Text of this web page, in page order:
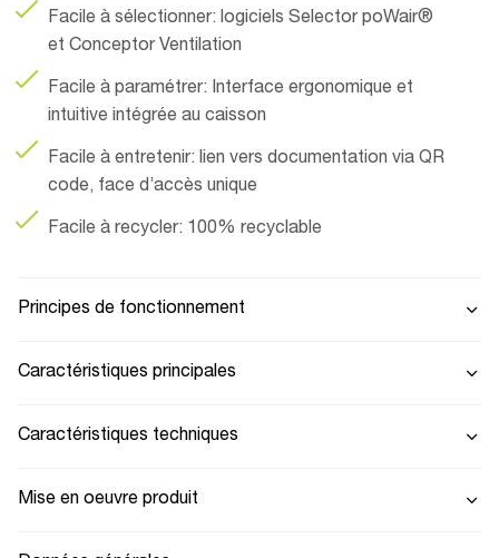
Facile à sélectionner: logiciels Selector poWair®
et Conceptor Ventilation
Facile à paramétrer: Interface ergonomique et
intuitive intégrée au caisson
Facile à entretenir: lien vers documentation via QR
code, face d’accès unique
Facile à recycler: 100% recyclable
Principes de fonctionnement
Caractéristiques principales
Caractéristiques techniques
Mise en oeuvre produit